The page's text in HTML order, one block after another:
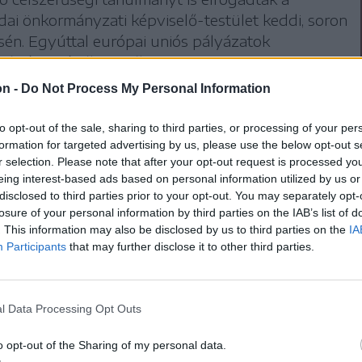
- Do Not Process My Personal Information
opt-out of the sale, sharing to third parties, or processing of your
for targeted advertising by us, please use the below opt-out
selection. Please note that after your opt-out request is processed
interest-based ads based on personal information utilized by us
to third parties prior to your opt-out. You may separately
of your personal information by third parties on the IAB’s list of
This information may also be disclosed by us to third parties on the
Participants that may further disclose it to other third parties.
Data Processing Opt Outs
opt-out of the Sharing of my personal data.
önkormányzati képviselő-testület keddi, soron
Egyúttal európai uniós pályázatok
is jóváhagyták.
utcák kereszteződése melletti területen
el, de
és alagsor készült el,
rendszerváltás, és az